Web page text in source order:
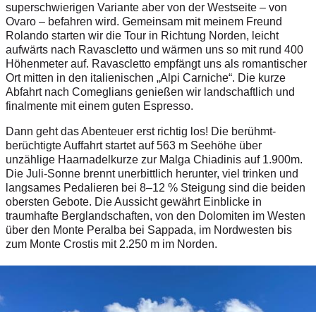
superschwierigen Variante aber von der Westseite – von
Ovaro – befahren wird. Gemeinsam mit meinem Freund
Rolando starten wir die Tour in Richtung Norden, leicht
aufwärts nach Ravascletto und wärmen uns so mit rund 400
Höhenmeter auf. Ravascletto empfängt uns als romantischer
Ort mitten in den italienischen „Alpi Carniche“. Die kurze
Abfahrt nach Comeglians genießen wir landschaftlich und
finalmente mit einem guten Espresso.
Dann geht das Abenteuer erst richtig los! Die berühmt-
berüchtigte Auffahrt startet auf 563 m Seehöhe über
unzählige Haarnadelkurze zur Malga Chiadinis auf 1.900m.
Die Juli-Sonne brennt unerbittlich herunter, viel trinken und
langsames Pedalieren bei 8–12 % Steigung sind die beiden
obersten Gebote. Die Aussicht gewährt Einblicke in
traumhafte Berglandschaften, von den Dolomiten im Westen
über den Monte Peralba bei Sappada, im Nordwesten bis
zum Monte Crostis mit 2.250 m im Norden.